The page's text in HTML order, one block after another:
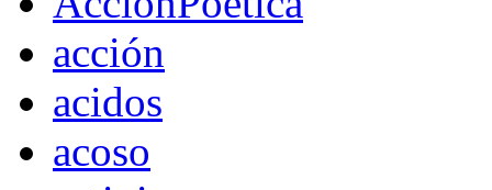
acción
acidos
acoso